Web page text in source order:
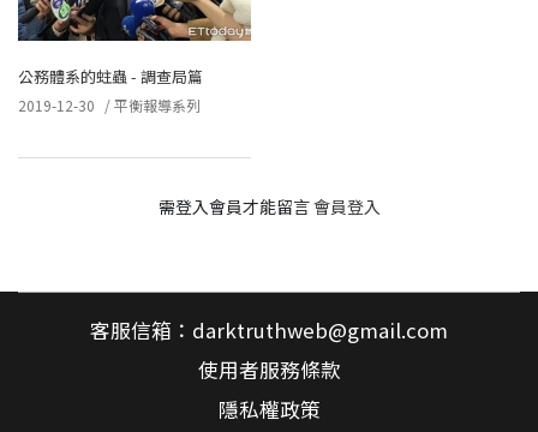
公務體系的蛀蟲 - 調查局篇
2019-12-30 /平衡報導系列
需登入會員才能留言會員登入
客服信箱： darktruthweb@gmail.com
使用者服務條款
隱私權政策